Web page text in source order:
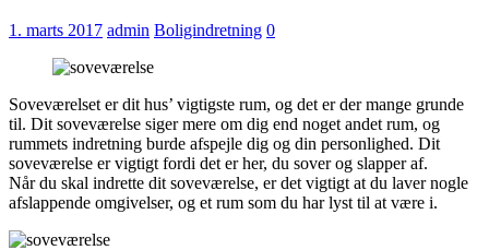
1. marts 2017 admin Boligindretning 0
Soveværelset er dit hus’ vigtigste rum, og det er der mange grunde
til. Dit soveværelse siger mere om dig end noget andet rum, og
rummets indretning burde afspejle dig og din personlighed. Dit
soveværelse er vigtigt fordi det er her, du sover og slapper af.
Når du skal indrette dit soveværelse, er det vigtigt at du laver nogle
afslappende omgivelser, og et rum som du har lyst til at være i.